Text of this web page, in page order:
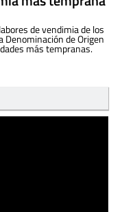
de vendimia de los
Denominación de Origen
más tempranas.